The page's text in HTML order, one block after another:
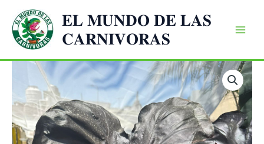
contenido
𝐄𝐋 𝐌𝐔𝐍𝐃𝐎 𝐃𝐄 𝐋𝐀𝐒
𝐂𝐀𝐑𝐍𝐈𝐕𝐎𝐑𝐀𝐒